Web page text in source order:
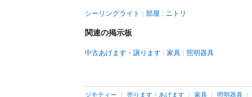
シーリングライト 部屋 ニトリ
関連の掲示板
中古あげます・譲ります 家具 照明器具
ジモティー 売ります・あげます 家具 照明器具